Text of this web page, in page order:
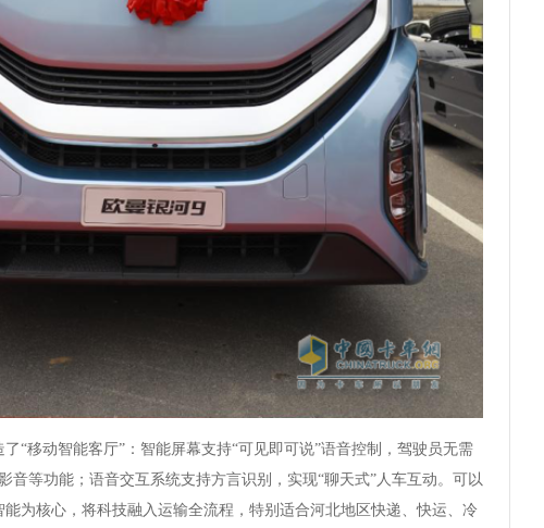
“移动智能客厅”：智能屏幕支持“可见即可说”语音控制，驾驶员无需
音等功能；语音交互系统支持方言识别，实现“聊天式”人车互动。可以
为核心，将科技融入运输全流程，特别适合河北地区快递、快运、冷